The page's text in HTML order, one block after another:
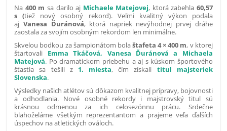
Na 400 m sa darilo aj Michaele Matejovej, ktorá zabehla 60,57
s (tiež nový osobný rekord). Veľmi kvalitný výkon podala
aj Vanesa Ďuránová, ktorá napriek nevýhodnej prvej dráhe
zaostala za svojím osobným rekordom len minimálne.
Skvelou bodkou za šampionátom bolaštafeta 4 × 400 m, v ktorej
štartovali
Emma Tkáčová, Vanesa Ďuránová a Michaela
Matejová. Po dramatickom priebehu a aj s kúskom športového
šťastia sa tešili z
1. miesta, čím získali
titul majsteriek
Slovenska.
Výsledky našich atlétov sú dôkazom kvalitnej prípravy, bojovnosti
a odhodlania. Nové osobné rekordy i majstrovský titul sú
krásnou odmenou za ich celosezónnu prácu. Srdečne
blahoželáme všetkým reprezentantom a prajeme veľa ďalších
úspechov na atletických ováloch.